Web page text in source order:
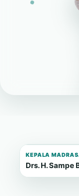
KEPALA
Drs. H. Sampe